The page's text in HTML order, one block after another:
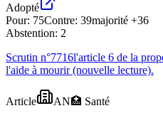
Adopté
Pour: 75Contre: 39majorité +36
Abstention: 2
Scrutin n°7716l'article 6 de la
l'aide à mourir (nouvelle lecture).
Article AN🏥 Santé